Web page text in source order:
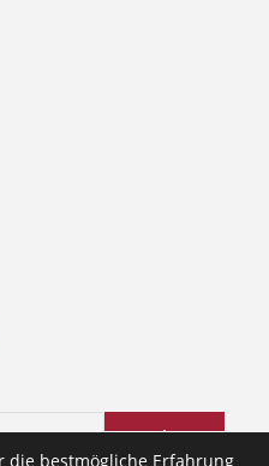
Suchen
die bestmögliche Erfahrung